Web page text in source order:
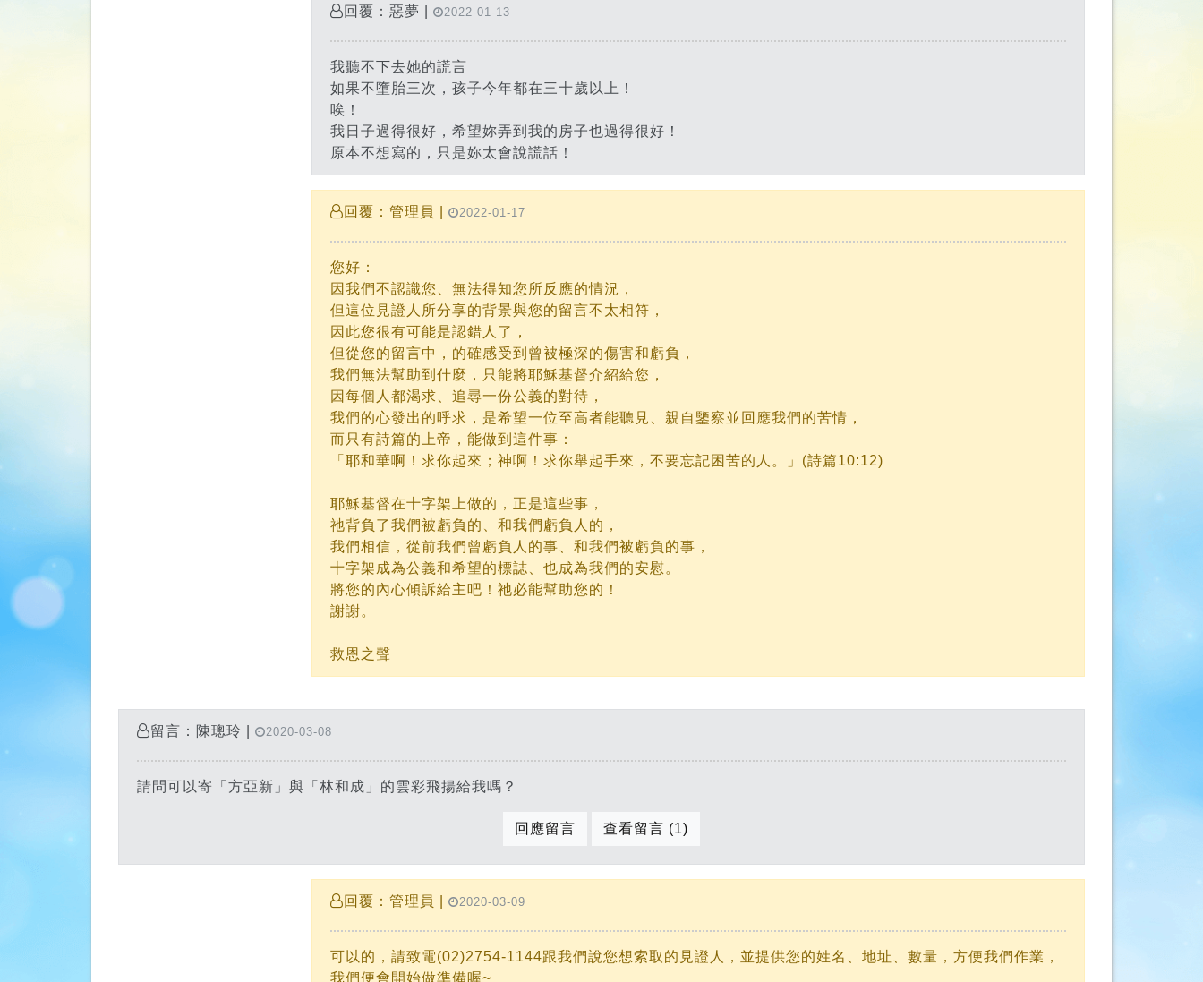
回覆：惡夢 | 2022-01-13
我聽不下去她的謊言
如果不墮胎三次，孩子今年都在三十歲以上！
唉！
我日子過得很好，希望妳弄到我的房子也過得很好！
原本不想寫的，只是妳太會說謊話！
回覆：管理員 | 2022-01-17
您好：
因我們不認識您、無法得知您所反應的情況，
但這位見證人所分享的背景與您的留言不太相符，
因此您很有可能是認錯人了，
但從您的留言中，的確感受到曾被極深的傷害和虧負，
我們無法幫助到什麼，只能將耶穌基督介紹給您，
因每個人都渴求、追尋一份公義的對待，
我們的心發出的呼求，是希望一位至高者能聽見、親自鑒察並回應我們的苦情，
而只有詩篇的上帝，能做到這件事：
「耶和華啊！求你起來；神啊！求你舉起手來，不要忘記困苦的人。」(詩篇10:12)
耶穌基督在十字架上做的，正是這些事，
祂背負了我們被虧負的、和我們虧負人的，
我們相信，從前我們曾虧負人的事、和我們被虧負的事，
十字架成為公義和希望的標誌、也成為我們的安慰。
將您的內心傾訴給主吧！祂必能幫助您的！
謝謝。
救恩之聲
留言：陳璁玲 | 2020-03-08
請問可以寄「方亞新」與「林和成」的雲彩飛揚給我嗎？
回應留言 查看留言 (1)
回覆：管理員 | 2020-03-09
可以的，請致電(02)2754-1144跟我們說您想索取的見證人，並提供您的姓名、地址、數量，方便我們作業，
我們便會開始做準備喔~